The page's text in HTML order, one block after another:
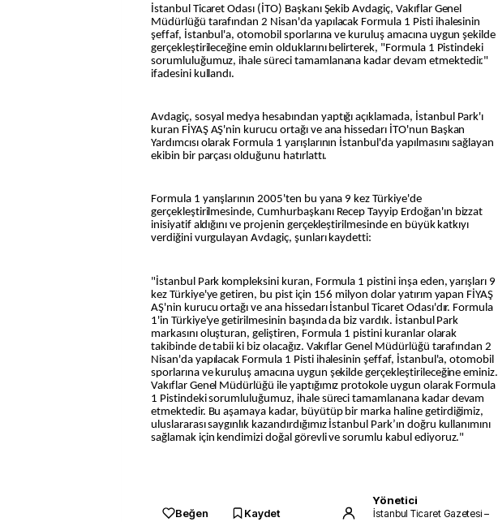
İstanbul Ticaret Odası (İTO) Başkanı Şekib Avdagiç, Vakıflar Genel
Müdürlüğü tarafından 2 Nisan'da yapılacak Formula 1 Pisti ihalesinin
şeffaf, İstanbul'a, otomobil sporlarına ve kuruluş amacına uygun şekilde
gerçekleştirileceğine emin olduklarını belirterek, "Formula 1 Pistindeki
sorumluluğumuz, ihale süreci tamamlanana kadar devam etmektedir."
ifadesini kullandı.
Avdagiç, sosyal medya hesabından yaptığı açıklamada, İstanbul Park'ı
kuran FİYAŞ AŞ'nin kurucu ortağı ve ana hissedarı İTO'nun Başkan
Yardımcısı olarak Formula 1 yarışlarının İstanbul'da yapılmasını sağlayan
ekibin bir parçası olduğunu hatırlattı.
Formula 1 yarışlarının 2005'ten bu yana 9 kez Türkiye'de
gerçekleştirilmesinde, Cumhurbaşkanı Recep Tayyip Erdoğan'ın bizzat
inisiyatif aldığını ve projenin gerçekleştirilmesinde en büyük katkıyı
verdiğini vurgulayan Avdagiç, şunları kaydetti:
"İstanbul Park kompleksini kuran, Formula 1 pistini inşa eden, yarışları 9
kez Türkiye'ye getiren, bu pist için 156 milyon dolar yatırım yapan FİYAŞ
AŞ'nin kurucu ortağı ve ana hissedarı İstanbul Ticaret Odası'dır. Formula
1'in Türkiye'ye getirilmesinin başında da biz vardık. İstanbul Park
markasını oluşturan, geliştiren, Formula 1 pistini kuranlar olarak
takibinde de tabii ki biz olacağız. Vakıflar Genel Müdürlüğü tarafından 2
Nisan'da yapılacak Formula 1 Pisti ihalesinin şeffaf, İstanbul'a, otomobil
sporlarına ve kuruluş amacına uygun şekilde gerçekleştirileceğine eminiz.
Vakıflar Genel Müdürlüğü ile yaptığımız protokole uygun olarak Formula
1 Pistindeki sorumluluğumuz, ihale süreci tamamlanana kadar devam
etmektedir. Bu aşamaya kadar, büyütüp bir marka haline getirdiğimiz,
uluslararası saygınlık kazandırdığımız İstanbul Park’ın doğru kullanımını
sağlamak için kendimizi doğal görevli ve sorumlu kabul ediyoruz."
Beğen Kaydet
Yönetici
İstanbul Ticaret Gazetesi –